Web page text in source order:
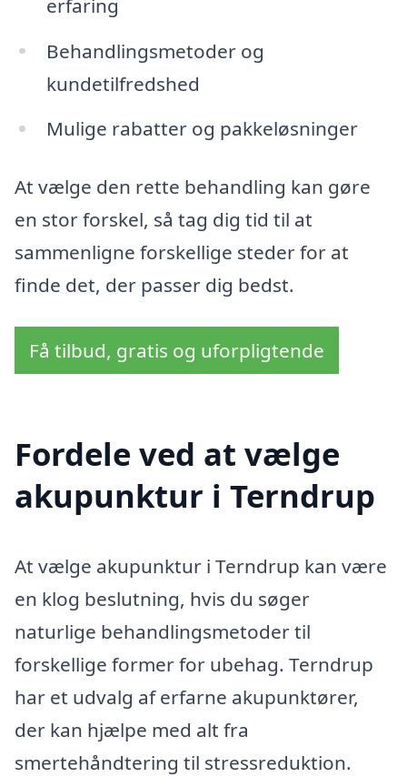
erfaring
Behandlingsmetoder og
kundetilfredshed
Mulige rabatter og pakkeløsninger
At vælge den rette behandling kan gøre
en stor forskel, så tag dig tid til at
sammenligne forskellige steder for at
finde det, der passer dig bedst.
Få tilbud, gratis og uforpligtende
Fordele ved at vælge
akupunktur i Terndrup
At vælge akupunktur i Terndrup kan være
en klog beslutning, hvis du søger
naturlige behandlingsmetoder til
forskellige former for ubehag. Terndrup
har et udvalg af erfarne akupunktører,
der kan hjælpe med alt fra
smertehåndtering til stressreduktion.